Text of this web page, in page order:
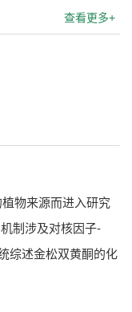
查看更多+
物来源而进入研究
制涉及对核因子-
综述金松双黄酮的化